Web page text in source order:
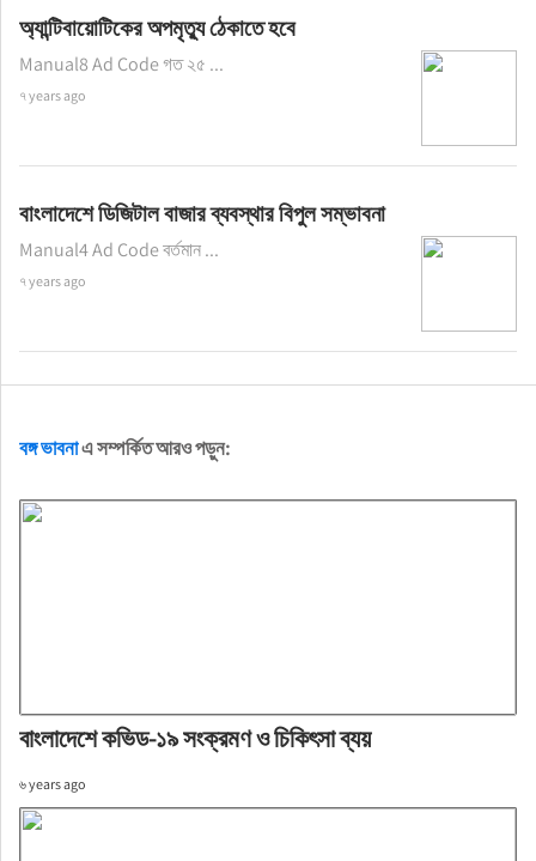
অ্যান্টিবায়োটিকের অপমৃত্যু ঠেকাতে হবে
Manual8 Ad Code গত ২৫ ...
৭ years ago
বাংলাদেশে ডিজিটাল বাজার ব্যবস্থার বিপুল সম্ভাবনা
Manual4 Ad Code বর্তমান ...
৭ years ago
বঙ্গ ভাবনাএ সম্পর্কিত আরও পড়ুন:
বাংলাদেশে কভিড-১৯ সংক্রমণ ও চিকিৎসা ব্যয়
৬ years ago